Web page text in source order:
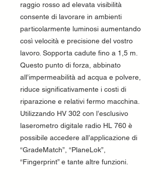
raggio rosso ad elevata visibilità
consente di lavorare in ambienti
particolarmente luminosi aumentando
così velocità e precisione del vostro
lavoro. Sopporta cadute fino a 1,5 m.
Questo punto di forza, abbinato
all’impermeabilità ad acqua e polvere,
riduce significativamente i costi di
riparazione e relativi fermo macchina.
Utilizzando HV 302 con l’esclusivo
laserometro digitale radio HL 760 è
possibile accedere all’applicazione di
“GradeMatch”, “PlaneLok”,
“Fingerprint” e tante altre funzioni.